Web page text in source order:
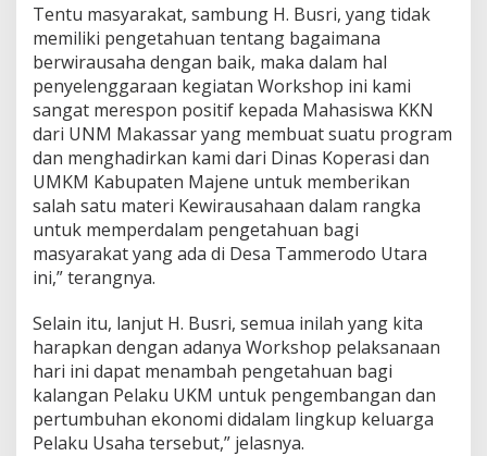
Tentu masyarakat, sambung H. Busri, yang tidak
memiliki pengetahuan tentang bagaimana
berwirausaha dengan baik, maka dalam hal
penyelenggaraan kegiatan Workshop ini kami
sangat merespon positif kepada Mahasiswa KKN
dari UNM Makassar yang membuat suatu program
dan menghadirkan kami dari Dinas Koperasi dan
UMKM Kabupaten Majene untuk memberikan
salah satu materi Kewirausahaan dalam rangka
untuk memperdalam pengetahuan bagi
masyarakat yang ada di Desa Tammerodo Utara
ini,” terangnya.
Selain itu, lanjut H. Busri, semua inilah yang kita
harapkan dengan adanya Workshop pelaksanaan
hari ini dapat menambah pengetahuan bagi
kalangan Pelaku UKM untuk pengembangan dan
pertumbuhan ekonomi didalam lingkup keluarga
Pelaku Usaha tersebut,” jelasnya.